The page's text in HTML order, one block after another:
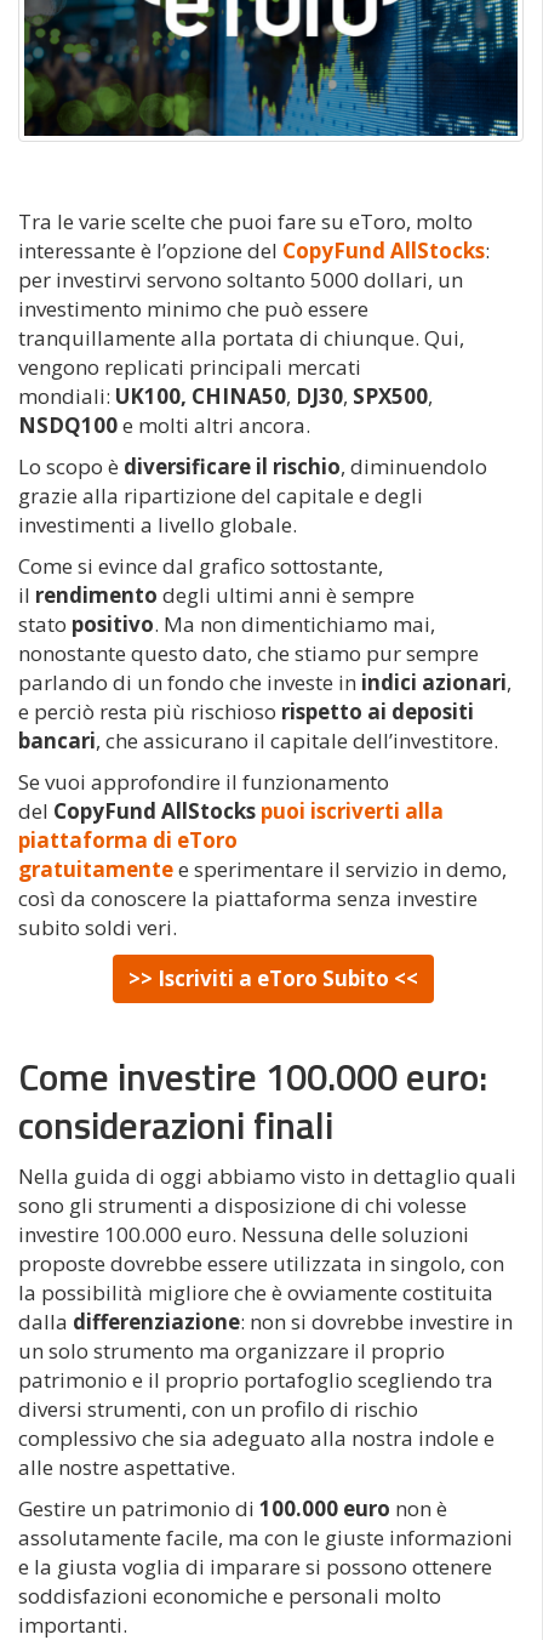
Tra le varie scelte che puoi fare su eToro, molto
interessante è l’opzione del CopyFund AllStocks:
per investirvi servono soltanto 5000 dollari, un
investimento minimo che può essere
tranquillamente alla portata di chiunque. Qui,
vengono replicati principali mercati
mondiali: UK100, CHINA50, DJ30, SPX500,
NSDQ100e molti altri ancora.
Lo scopo è diversificare il rischio, diminuendolo
grazie alla ripartizione del capitale e degli
investimenti a livello globale.
Come si evince dal grafico sottostante,
il rendimento degli ultimi anni è sempre
stato positivo. Ma non dimentichiamo mai,
nonostante questo dato, che stiamo pur sempre
parlando di un fondo che investe in indici azionari,
e perciò resta più rischioso rispetto ai depositi
bancari, che assicurano il capitale dell’investitore.
Se vuoi approfondire il funzionamento
del CopyFund AllStocks puoi iscriverti alla
piattaforma di eToro
gratuitamentee sperimentare il servizio in demo,
così da conoscere la piattaforma senza investire
subito soldi veri.
>> Iscriviti a eToro Subito <<
Come investire 100.000 euro:
considerazioni finali
Nella guida di oggi abbiamo visto in dettaglio quali
sono gli strumenti a disposizione di chi volesse
investire 100.000 euro. Nessuna delle soluzioni
proposte dovrebbe essere utilizzata in singolo, con
la possibilità migliore che è ovviamente costituita
dalla differenziazione: non si dovrebbe investire in
un solo strumento ma organizzare il proprio
patrimonio e il proprio portafoglio scegliendo tra
diversi strumenti, con un profilo di rischio
complessivo che sia adeguato alla nostra indole e
alle nostre aspettative.
Gestire un patrimonio di 100.000 euro non è
assolutamente facile, ma con le giuste informazioni
e la giusta voglia di imparare si possono ottenere
soddisfazioni economiche e personali molto
importanti.